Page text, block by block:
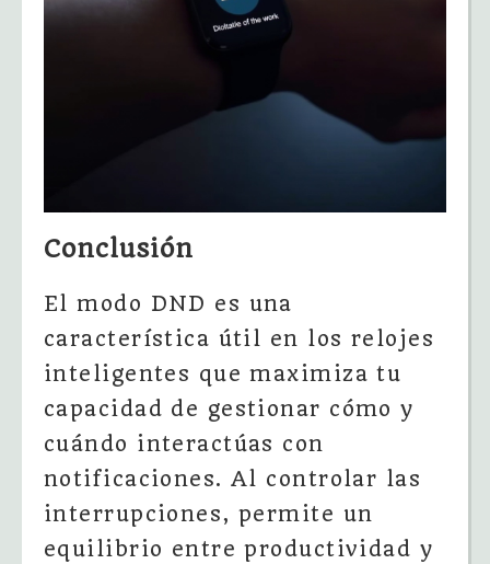
Conclusión
El modo DND es una
característica útil en los relojes
inteligentes que maximiza tu
capacidad de gestionar cómo y
cuándo interactúas con
notificaciones. Al controlar las
interrupciones, permite un
equilibrio entre productividad y